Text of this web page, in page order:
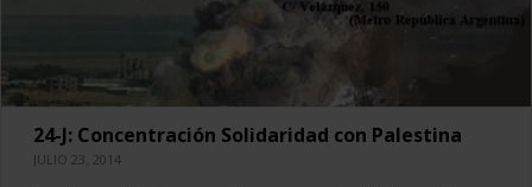
24-J: Concentración Solidaridad con Palestina
JULIO 23, 2014